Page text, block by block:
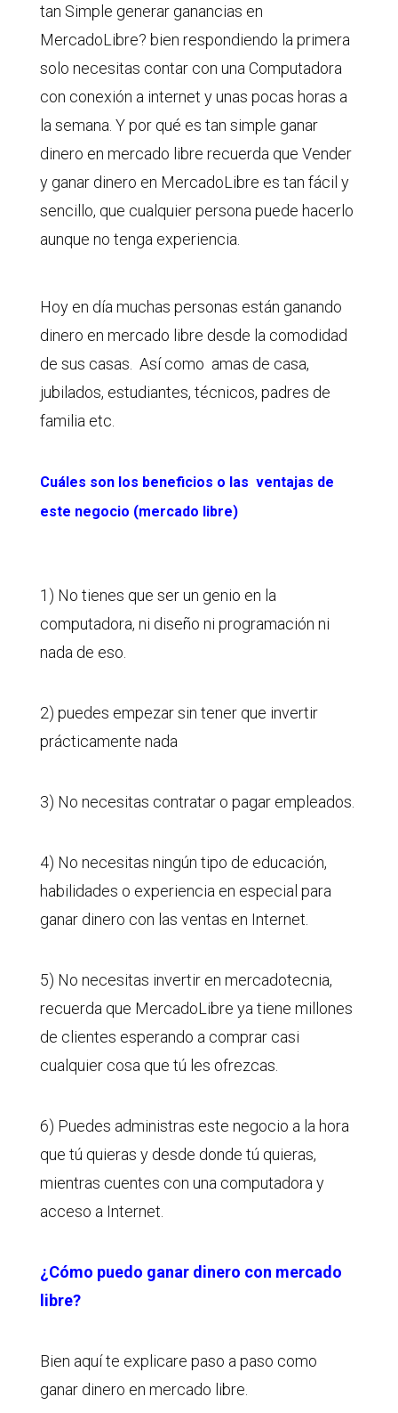
tan Simple generar ganancias en
MercadoLibre? bien respondiendo la primera
solo necesitas contar con una Computadora
con conexión a internet y unas pocas horas a
la semana. Y por qué es tan simple ganar
dinero en mercado libre recuerda que Vender
y ganar dinero en MercadoLibre es tan fácil y
sencillo, que cualquier persona puede hacerlo
aunque no tenga experiencia.
Hoy en día muchas personas están ganando
dinero en mercado libre desde la comodidad
de sus casas. Así como amas de casa,
jubilados, estudiantes, técnicos, padres de
familia etc.
Cuáles son los beneficios o las ventajas de
este negocio (mercado libre)
1) No tienes que ser un genio en la
computadora, ni diseño ni programación ni
nada de eso.
2) puedes empezar sin tener que invertir
prácticamente nada
3) No necesitas contratar o pagar empleados.
4) No necesitas ningún tipo de educación,
habilidades o experiencia en especial para
ganar dinero con las ventas en Internet.
5) No necesitas invertir en mercadotecnia,
recuerda que MercadoLibre ya tiene millones
de clientes esperando a comprar casi
cualquier cosa que tú les ofrezcas.
6) Puedes administras este negocio a la hora
que tú quieras y desde donde tú quieras,
mientras cuentes con una computadora y
acceso a Internet.
¿Cómo puedo ganar dinero con mercado
libre?
Bien aquí te explicare paso a paso como
ganar dinero en mercado libre.